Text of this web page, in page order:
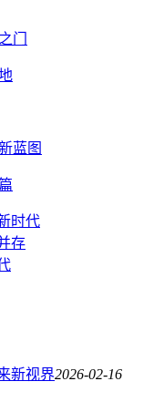
门
蓝图
时代
存
新视界2026-02-16